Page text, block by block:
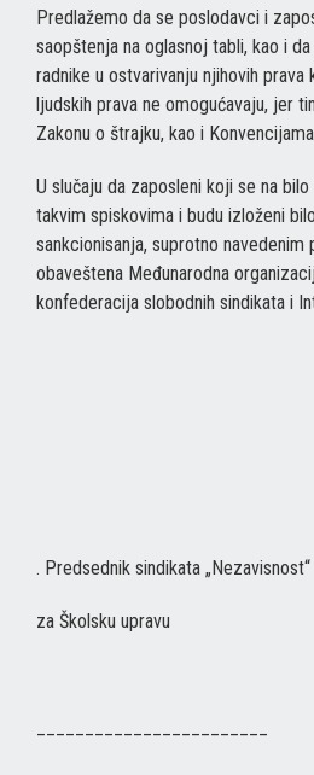
Predlažemo da se poslodavci i
saopštenja na oglasnoj tabli, kao i
radnike u ostvarivanju njihovih
ljudskih prava ne omogućavaju, jer
Zakonu o štrajku, kao i
U slučaju da zaposleni koji se na
takvim spiskovima i budu izloženi
sankcionisanja, suprotno
obaveštena Međunarodna
konfederacija slobodnih sindikata i
. Predsednik sindikata „Nezavisnost“
za Školsku upravu